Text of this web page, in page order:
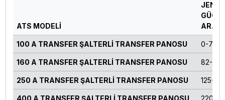
ATS MODELİ
GÜÇ
100 A TRANSFER ŞALTERLİ TRANSFER PANOSU 0-70
160 A TRANSFER ŞALTERLİ TRANSFER PANOSU 82-124
250 A TRANSFER ŞALTERLİ TRANSFER PANOSU 125-